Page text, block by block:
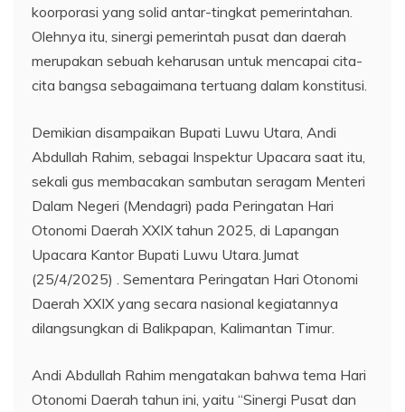
koorporasi yang solid antar-tingkat pemerintahan.
Olehnya itu, sinergi pemerintah pusat dan daerah
merupakan sebuah keharusan untuk mencapai cita-
cita bangsa sebagaimana tertuang dalam konstitusi.
Demikian disampaikan Bupati Luwu Utara, Andi
Abdullah Rahim, sebagai Inspektur Upacara saat itu,
sekali gus membacakan sambutan seragam Menteri
Dalam Negeri (Mendagri) pada Peringatan Hari
Otonomi Daerah XXIX tahun 2025, di Lapangan
Upacara Kantor Bupati Luwu Utara.Jumat
(25/4/2025) . Sementara Peringatan Hari Otonomi
Daerah XXIX yang secara nasional kegiatannya
dilangsungkan di Balikpapan, Kalimantan Timur.
Andi Abdullah Rahim mengatakan bahwa tema Hari
Otonomi Daerah tahun ini, yaitu “Sinergi Pusat dan